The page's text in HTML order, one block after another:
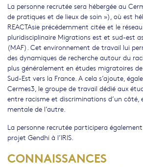
La personne recrutée sera hébergée au
de pratiques et de lieux de soin »), où est
REACTAsie précédemment citée et le
pluridisciplinaire Migrations est et sud-est
(MAF). Cet environnement de travail lui
des dynamiques de recherche autour du
plus généralement en études migratoires de
Sud-Est vers la France. A cela s’ajoute,
Cermes3, le groupe de travail dédié aux
entre racisme et discriminations d’un
mentale de l’autre.
La personne recrutée participera
projet Gendhi à l’IRIS.
CONNAISSANCES